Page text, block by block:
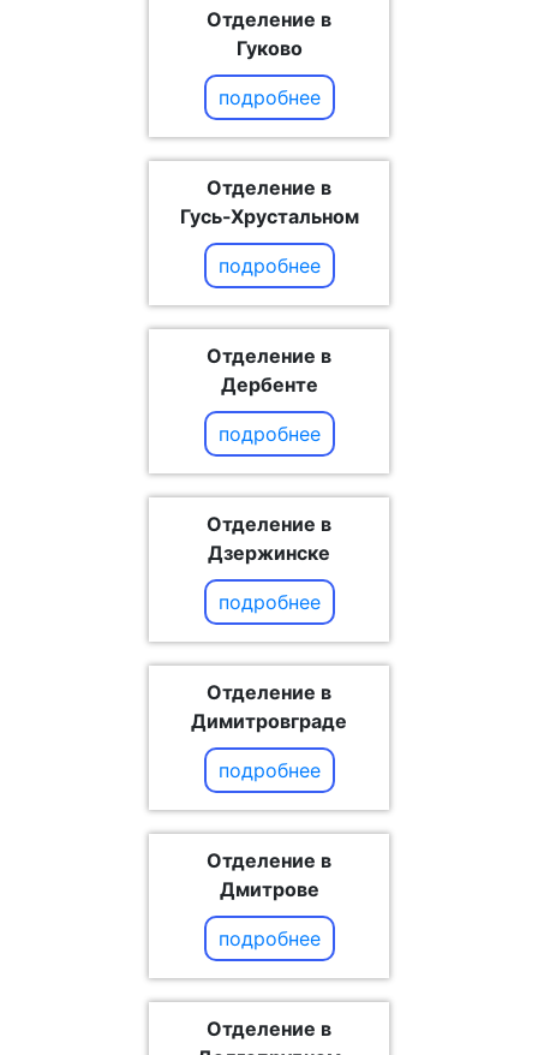
Отделение в
Гуково
подробнее
Отделение в
Гусь-Хрустальном
подробнее
Отделение в
Дербенте
подробнее
Отделение в
Дзержинске
подробнее
Отделение в
Димитровграде
подробнее
Отделение в
Дмитрове
подробнее
Отделение в